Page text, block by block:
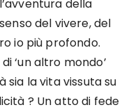
della
del vivere, del
io più profondo.
‘un altro mondo’
sia la vita vissuta su
? Un atto di fede